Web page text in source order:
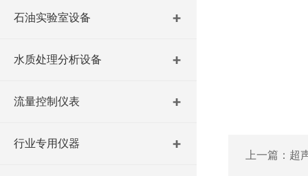
石油实验室设备
水质处理分析设备
流量控制仪表
行业专用仪器
上一篇： 超